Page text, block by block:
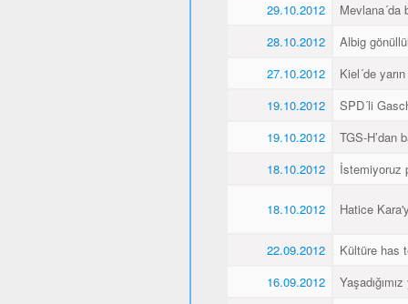
29.10.2012
Mevlana´da
28.10.2012
Albig
27.10.2012
Kiel´de
19.10.2012
SPD´li
19.10.2012
TGS-H’dan
18.10.2012
İstemiyoruz
18.10.2012 Hatice
22.09.2012
Kültüre has
16.09.2012